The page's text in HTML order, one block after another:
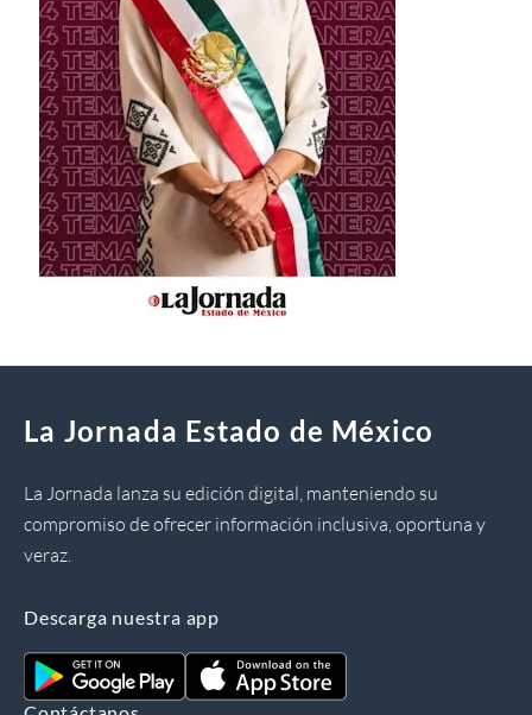
La Jornada Estado de México
La Jornada lanza su edición digital, manteniendo su
compromiso de ofrecer información inclusiva, oportuna y
veraz.
Descarga nuestra app